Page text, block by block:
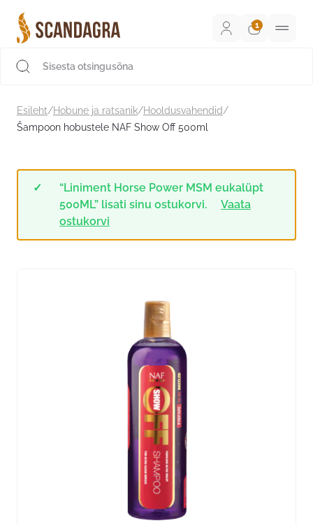
sisu
juurde
Esileht/Hobune ja ratsanik/Hooldusvahendid/
Šampoon hobustele NAF Show Off 500ml
“Liniment Horse Power MSM eukalüpt
500ML” lisati sinu ostukorvi.
Vaata
ostukorvi